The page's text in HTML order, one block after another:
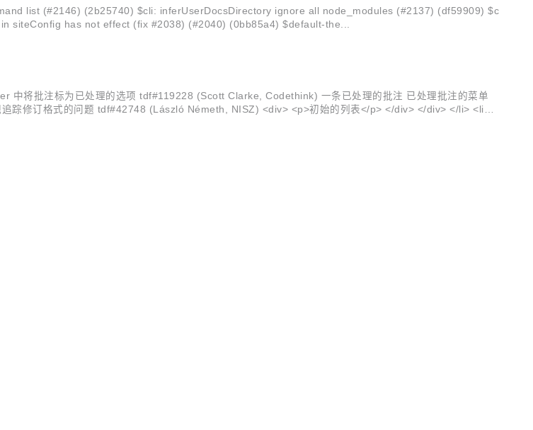
list (#2146) (2b25740) $cli: inferUserDocsDirectory ignore all node_modules (#2137) (df59909) $c
siteConfig has not effect (fix #2038) (#2040) (0bb85a4) $default-the...
中将批注标为已处理的选项 tdf#119228 (Scott Clarke, Codethink) 一条已处理的批注 已处理批注的菜单
踪修订格式的问题 tdf#42748 (László Németh, NISZ) <div> <p>初始的列表</p> </div> </div> </li> <li>&